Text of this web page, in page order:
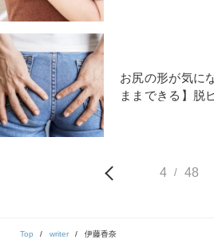
お尻の形が気に
ままできる】脱
4 / 48
Top writer 伊藤香奈